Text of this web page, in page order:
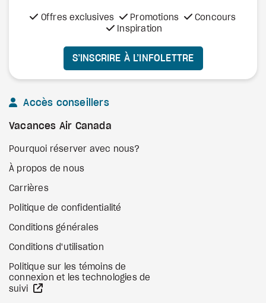
Offres exclusives Promotions
Concours
Inspiration
S’INSCRIRE À L’INFOLETTRE
Accès conseillers
Vacances Air Canada
Pourquoi réserver avec nous?
À propos de nous
Carrières
Politique de confidentialité
Conditions générales
Conditions d'utilisation
Politique sur les témoins de
connexion et les technologies de
suivi